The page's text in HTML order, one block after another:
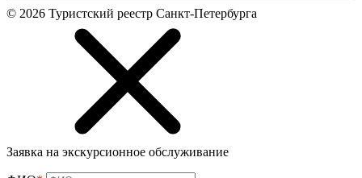
© 2026 Туристский реестр Санкт-Петербурга
Заявка на экскурсионное обслуживание